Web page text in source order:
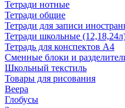
Тетради нотные
Тетради общие
Тетради для записи
Тетради школьные
Тетрадь для конспектов А4
Сменные блоки и
Школьный текстиль
Товары для рисования
Веера
Глобусы